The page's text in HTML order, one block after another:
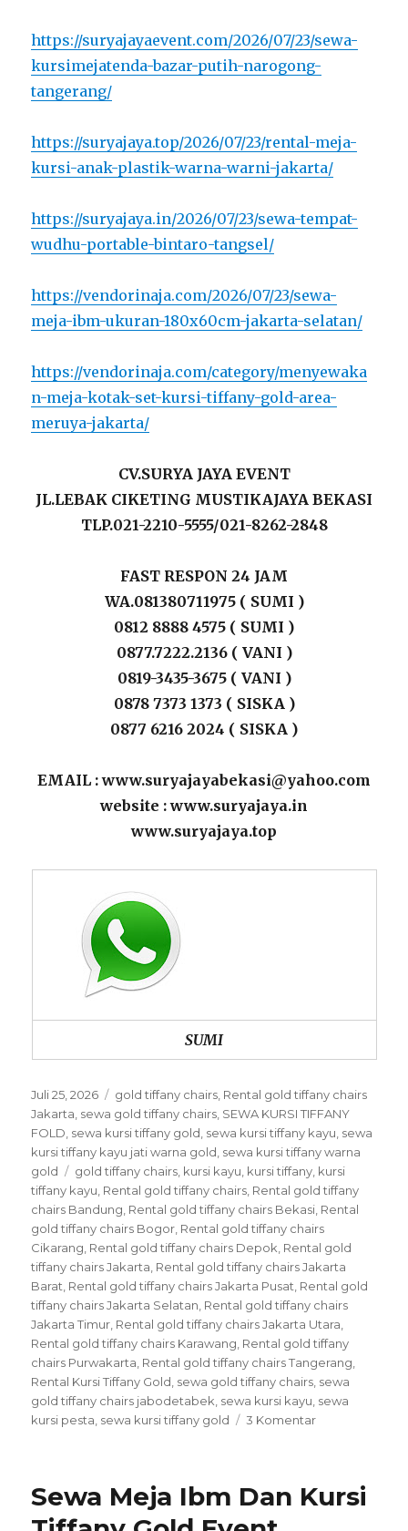
https://suryajayaevent.com/2026/07/23/sewa-
kursimejatenda-bazar-putih-narogong-
tangerang/
https://suryajaya.top/2026/07/23/rental-meja-
kursi-anak-plastik-warna-warni-jakarta/
https://suryajaya.in/2026/07/23/sewa-tempat-
wudhu-portable-bintaro-tangsel/
https://vendorinaja.com/2026/07/23/sewa-
meja-ibm-ukuran-180x60cm-jakarta-selatan/
https://vendorinaja.com/category/menyewaka
n-meja-kotak-set-kursi-tiffany-gold-area-
meruya-jakarta/
CV.SURYA JAYA EVENT
JL.LEBAK CIKETING MUSTIKAJAYA BEKASI
TLP.021-2210-5555/021-8262-2848
FAST RESPON 24 JAM
WA.081380711975 ( SUMI )
0812 8888 4575 ( SUMI )
0877.7222.2136 ( VANI )
0819-3435-3675 ( VANI )
0878 7373 1373 ( SISKA )
0877 6216 2024 ( SISKA )
EMAIL : www.suryajayabekasi@yahoo.com
website : www.suryajaya.in
www.suryajaya.top
SUMI
Posted
on
Juli 25, 2026 Categories
gold tiffany chairs, Rental gold tiffany chairs
Jakarta, sewa gold tiffany chairs, SEWA KURSI TIFFANY
FOLD, sewa kursi tiffany gold, sewa kursi tiffany kayu, sewa
kursi tiffany kayu jati warna gold, sewa kursi tiffany warna
gold
Tags
gold tiffany chairs, kursi kayu, kursi tiffany, kursi
tiffany kayu, Rental gold tiffany chairs, Rental gold tiffany
chairs Bandung, Rental gold tiffany chairs Bekasi, Rental
gold tiffany chairs Bogor, Rental gold tiffany chairs
Cikarang, Rental gold tiffany chairs Depok, Rental gold
tiffany chairs Jakarta, Rental gold tiffany chairs Jakarta
Barat, Rental gold tiffany chairs Jakarta Pusat, Rental gold
tiffany chairs Jakarta Selatan, Rental gold tiffany chairs
Jakarta Timur, Rental gold tiffany chairs Jakarta Utara,
Rental gold tiffany chairs Karawang, Rental gold tiffany
chairs Purwakarta, Rental gold tiffany chairs Tangerang,
Rental Kursi Tiffany Gold, sewa gold tiffany chairs, sewa
gold tiffany chairs jabodetabek, sewa kursi kayu, sewa
kursi pesta, sewa kursi tiffany gold 3 Komentarpada
chairs
Sewa Meja Ibm Dan Kursi